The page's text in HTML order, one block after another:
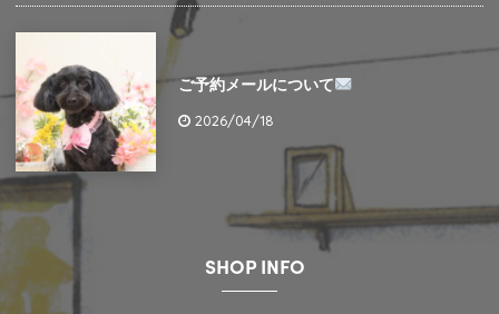
ご予約メールについて
2026/04/18
SHOP INFO